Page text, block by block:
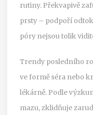
rutiny. Překvapivě
prsty – podpoří
póry nejsou tolik
Trendy posledního
ve formě séra nebo
lékárně. Podle
mazu, zklidňuje